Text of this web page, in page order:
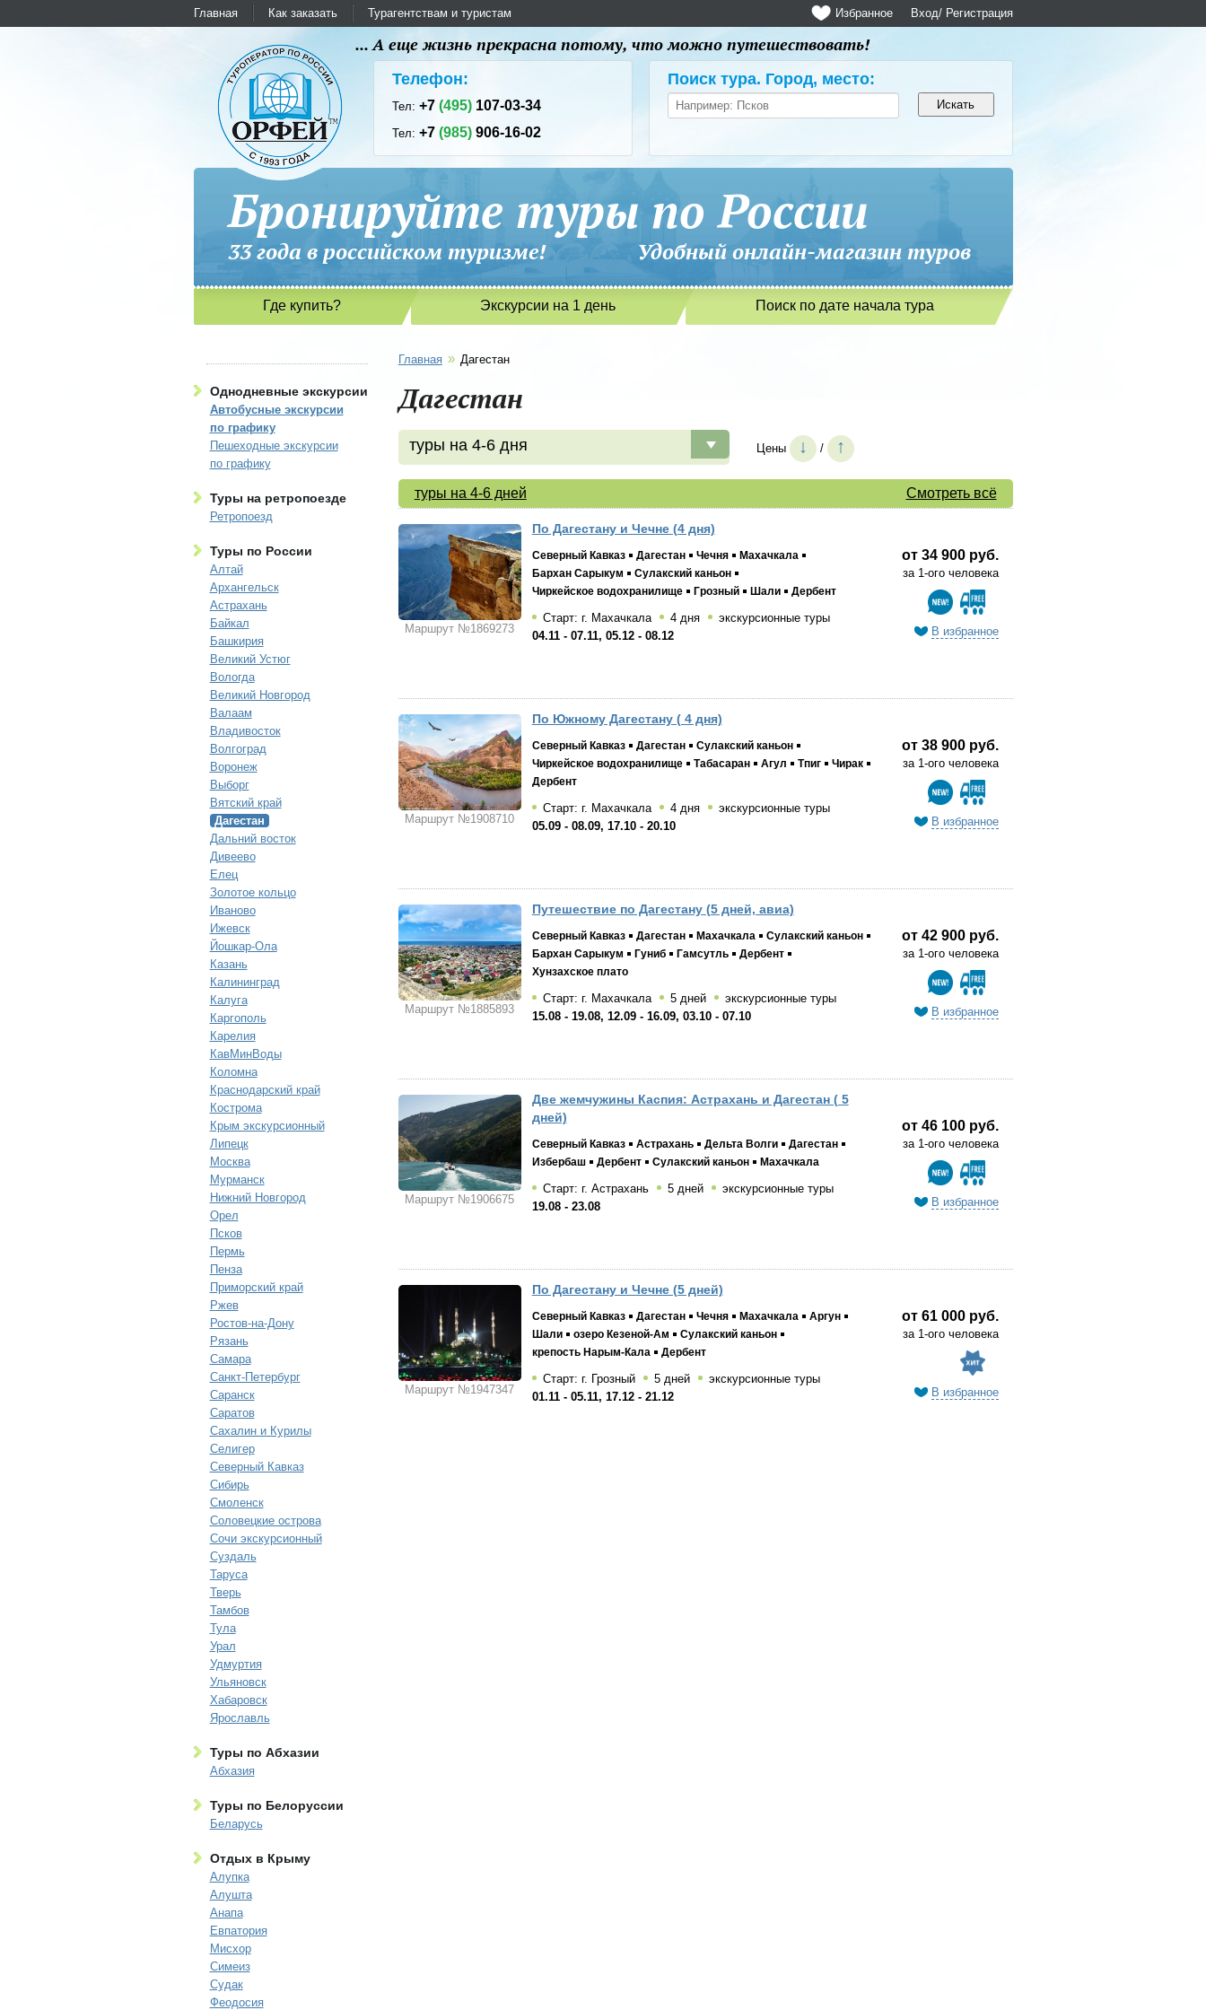
Главная Как заказать Турагентствам и туристам Вход/ Регистрация
Избранное
... А еще жизнь прекрасна потому, что можно путешествовать!
Телефон:
Тел:+7(495) 107-03-34
Тел:+7(985) 906-16-02
Поиск тура. Город, место:
Бронируйте туры по России
33 года в российском туризме! Удобный онлайн-магазин туров
Где купить? Экскурсии на 1 день Поиск по дате начала тура
Однодневные экскурсии
Автобусные экскурсии
по графику
Пешеходные экскурсии
по графику
Туры на ретропоезде
Ретропоезд
Туры по России
Алтай
Архангельск
Астрахань
Байкал
Башкирия
Великий Устюг
Вологда
Великий Новгород
Валаам
Владивосток
Волгоград
Воронеж
Выборг
Вятский край
Дагестан
Дальний восток
Дивеево
Елец
Золотое кольцо
Иваново
Ижевск
Йошкар-Ола
Казань
Калининград
Калуга
Каргополь
Карелия
КавМинВоды
Коломна
Краснодарский край
Кострома
Крым экскурсионный
Липецк
Москва
Мурманск
Нижний Новгород
Орел
Псков
Пермь
Пенза
Приморский край
Ржев
Ростов-на-Дону
Рязань
Самара
Санкт-Петербург
Саранск
Саратов
Сахалин и Курилы
Селигер
Северный Кавказ
Сибирь
Смоленск
Соловецкие острова
Сочи экскурсионный
Суздаль
Таруса
Тверь
Тамбов
Тула
Урал
Удмуртия
Ульяновск
Хабаровск
Ярославль
Туры по Абхазии
Абхазия
Туры по Белоруссии
Беларусь
Отдых в Крыму
Алупка
Алушта
Анапа
Евпатория
Мисхор
Симеиз
Судак
Феодосия
Главная » Дагестан
Дагестан
туры на 4-6 дня Цены ↓ / ↑
туры на 4-6 дней Смотреть всё
Маршрут №1869273
По Дагестану и Чечне (4 дня)
Северный Кавказ Дагестан Чечня
Махачкала
Бархан Сарыкум
Сулакский каньон
Чиркейское водохранилище
Грозный Шали Дербент
Старт: г. Махачкала 4 дня
экскурсионные туры
04.11 - 07.11, 05.12 - 08.12
от 34 900 руб.
за 1-ого человека
В избранное
Маршрут №1908710
По Южному Дагестану ( 4 дня)
Северный Кавказ Дагестан
Сулакский каньон
Чиркейское водохранилище
Табасаран Агул Тпиг
Чирак
Дербент
Старт: г. Махачкала 4 дня
экскурсионные туры
05.09 - 08.09, 17.10 - 20.10
от 38 900 руб.
за 1-ого человека
В избранное
Маршрут №1885893
Путешествие по Дагестану (5 дней, авиа)
Северный Кавказ Дагестан Махачкала
Сулакский каньон
Бархан Сарыкум
Гуниб Гамсутль
Дербент
Хунзахское плато
Старт: г. Махачкала 5 дней
экскурсионные туры
15.08 - 19.08, 12.09 - 16.09, 03.10 - 07.10
от 42 900 руб.
за 1-ого человека
В избранное
Маршрут №1906675
Две жемчужины Каспия: Астрахань и Дагестан ( 5
дней)
Северный Кавказ Астрахань Дельта Волги
Дагестан
Избербаш
Дербент Сулакский каньон Махачкала
Старт: г. Астрахань 5 дней
экскурсионные туры
19.08 - 23.08
от 46 100 руб.
за 1-ого человека
В избранное
Маршрут №1947347
По Дагестану и Чечне (5 дней)
Северный Кавказ Дагестан Чечня Махачкала
Аргун
Шали
озеро Кезеной-Ам
Сулакский каньон
крепость Нарым-Кала
Дербент
Старт: г. Грозный 5 дней
экскурсионные туры
01.11 - 05.11, 17.12 - 21.12
от 61 000 руб.
за 1-ого человека
В избранное